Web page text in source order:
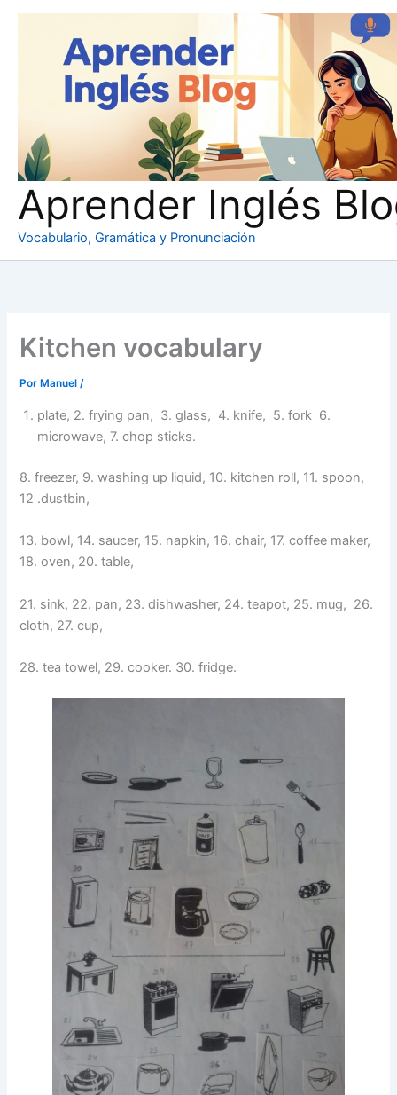
Aprender Inglés
Vocabulario, Gramática y Pronunciación
Kitchen vocabulary
Por Manuel/
plate, 2. frying pan, 3. glass, 4. knife, 5. fork 6.
microwave, 7. chop sticks.
8. freezer, 9. washing up liquid, 10. kitchen roll, 11. spoon,
12 .dustbin,
13. bowl, 14. saucer, 15. napkin, 16. chair, 17. coffee maker,
18. oven, 20. table,
21. sink, 22. pan, 23. dishwasher, 24. teapot, 25. mug, 26.
cloth, 27. cup,
28. tea towel, 29. cooker. 30. fridge.